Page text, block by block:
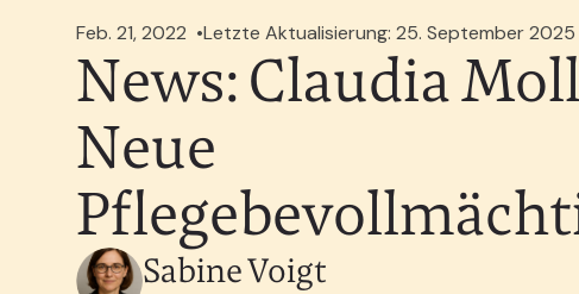
Feb. 21, 2022 Letzte Aktualisierung: 25. September 2025
News: Claudia
Neue
Sabine Voigt